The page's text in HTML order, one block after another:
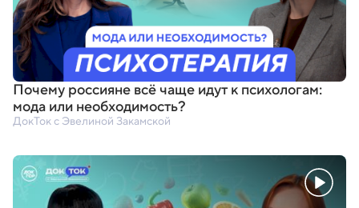
Почему россияне всё чаще идут к психологам:
мода или необходимость?
ДокТок с Эвелиной Закамской